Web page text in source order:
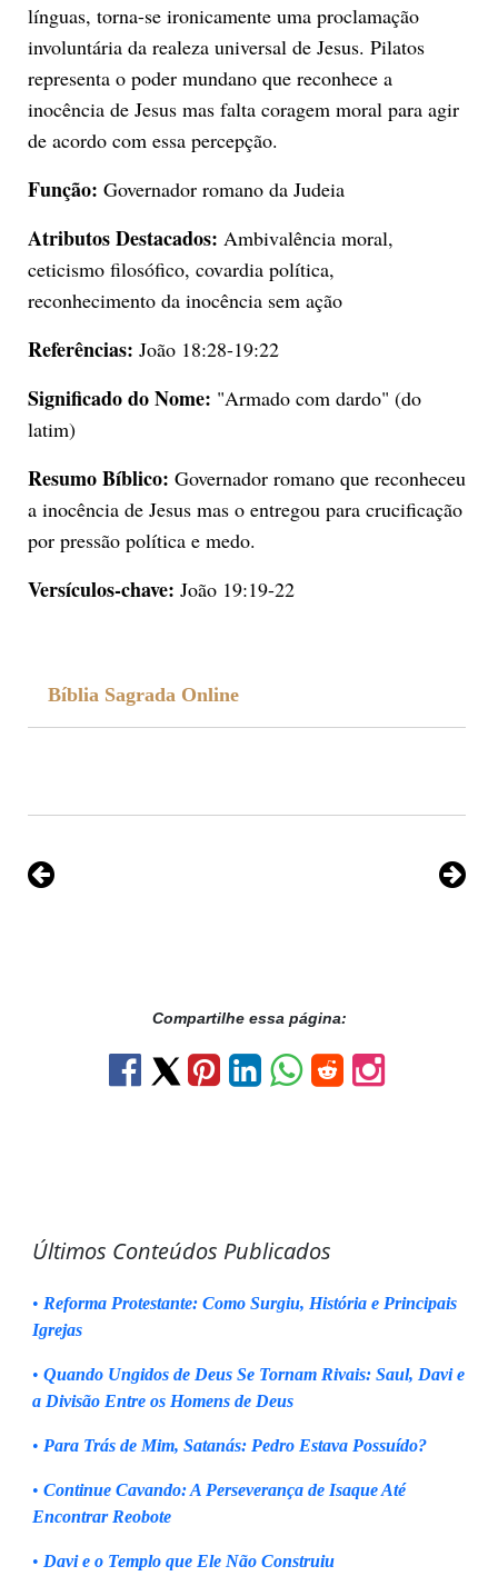
línguas, torna-se ironicamente uma proclamação
involuntária da realeza universal de Jesus. Pilatos
representa o poder mundano que reconhece a
inocência de Jesus mas falta coragem moral para agir
de acordo com essa percepção.
Função: Governador romano da Judeia
Atributos Destacados: Ambivalência moral,
ceticismo filosófico, covardia política,
reconhecimento da inocência sem ação
Referências: João 18:28-19:22
Significado do Nome: "Armado com dardo" (do
latim)
Resumo Bíblico: Governador romano que reconheceu
a inocência de Jesus mas o entregou para crucificação
por pressão política e medo.
Versículos-chave: João 19:19-22
Bíblia Sagrada Online
Compartilhe essa página:
Últimos Conteúdos Publicados
• Reforma Protestante: Como Surgiu, História e Principais
Igrejas
• Quando Ungidos de Deus Se Tornam Rivais: Saul, Davi e
a Divisão Entre os Homens de Deus
• Para Trás de Mim, Satanás: Pedro Estava Possuído?
• Continue Cavando: A Perseverança de Isaque Até
Encontrar Reobote
• Davi e o Templo que Ele Não Construiu